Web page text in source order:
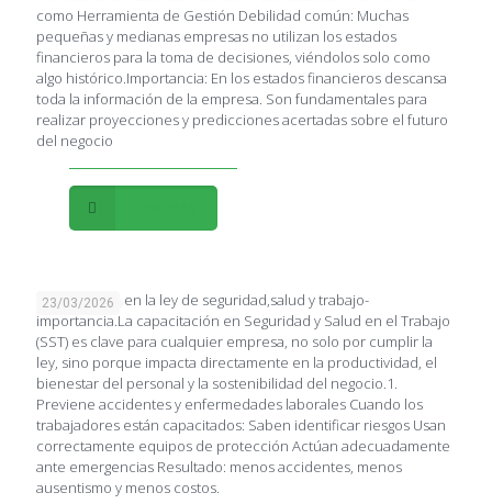
como Herramienta de Gestión Debilidad común: Muchas
pequeñas y medianas empresas no utilizan los estados
financieros para la toma de decisiones, viéndolos solo como
algo histórico.Importancia: En los estados financieros descansa
toda la información de la empresa. Son fundamentales para
realizar proyecciones y predicciones acertadas sobre el futuro
del negocio
23/03/2026
Capacitación en la ley de seguridad,salud y trabajo-
importancia.La capacitación en Seguridad y Salud en el Trabajo
(SST) es clave para cualquier empresa, no solo por cumplir la
ley, sino porque impacta directamente en la productividad, el
bienestar del personal y la sostenibilidad del negocio.1.
Previene accidentes y enfermedades laborales Cuando los
trabajadores están capacitados: Saben identificar riesgos Usan
correctamente equipos de protección Actúan adecuadamente
ante emergencias Resultado: menos accidentes, menos
ausentismo y menos costos.